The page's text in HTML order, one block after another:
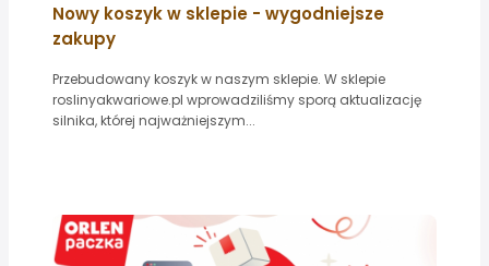
Nowy koszyk w sklepie - wygodniejsze
zakupy
Przebudowany koszyk w naszym sklepie. W sklepie
roslinyakwariowe.pl wprowadziliśmy sporą aktualizację
silnika, której najważniejszym...